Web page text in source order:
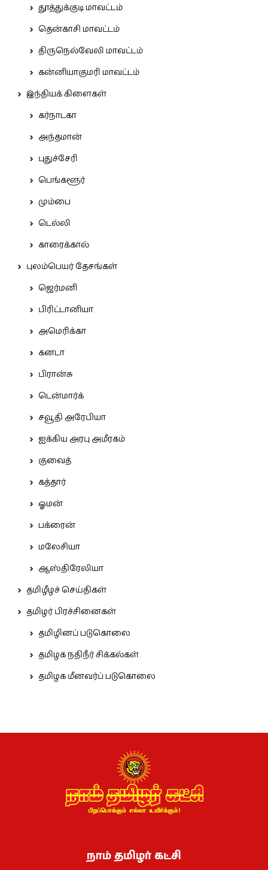
தூத்துக்குடி மாவட்டம்
தென்காசி மாவட்டம்
திருநெல்வேலி மாவட்டம்
கன்னியாகுமரி மாவட்டம்
இந்தியக் கிளைகள்
கர்நாடகா
அந்தமான்
புதுச்சேரி
பெங்களூர்
மும்பை
டெல்லி
காரைக்கால்
புலம்பெயர் தேசங்கள்
ஜெர்மனி
பிரிட்டானியா
அமெரிக்கா
கனடா
பிரான்சு
டென்மார்க்
சவூதி அரேபியா
ஐக்கிய அரபு அமீரகம்
குவைத்
கத்தார்
ஓமன்
பக்ரைன்
மலேசியா
ஆஸ்திரேலியா
தமிழீழச் செய்திகள்
தமிழர் பிரச்சினைகள்
தமிழினப் படுகொலை
தமிழக நதிநீர் சிக்கல்கள்
தமிழக மீனவர்ப் படுகொலை
நாம் தமிழர் கட்சி